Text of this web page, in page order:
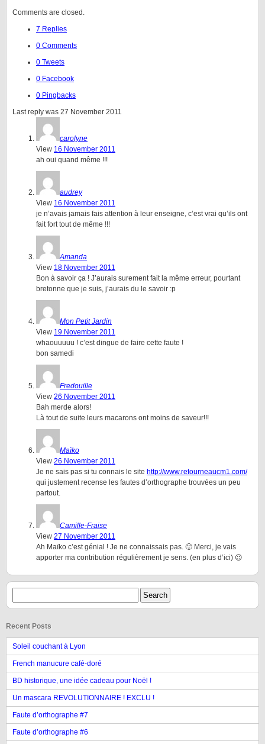
Comments are closed.
7 Replies
0 Comments
0 Tweets
0 Facebook
0 Pingbacks
Last reply was 27 November 2011
carolyne
View 16 November 2011
ah oui quand même !!!
audrey
View 16 November 2011
je n’avais jamais fais attention à leur enseigne, c’est vrai qu’ils ont
fait fort tout de même !!!
Amanda
View 18 November 2011
Bon à savoir ça ! J’aurais surement fait la même erreur, pourtant
bretonne que je suis, j’aurais du le savoir :p
Mon Petit Jardin
View 19 November 2011
whaouuuuu ! c’est dingue de faire cette faute !
bon samedi
Fredouille
View 26 November 2011
Bah merde alors!
Là tout de suite leurs macarons ont moins de saveur!!!
Maïko
View 26 November 2011
Je ne sais pas si tu connais le site http://www.retourneaucm1.com/
qui justement recense les fautes d’orthographe trouvées un peu
partout.
Camille-Fraise
View 27 November 2011
Ah Maïko c’est génial ! Je ne connaissais pas. 🙂 Merci, je vais
apporter ma contribution régulièrement je sens. (en plus d’ici) 😉
Recent Posts
Soleil couchant à Lyon
French manucure café-doré
BD historique, une idée cadeau pour Noël !
Un mascara REVOLUTIONNAIRE ! EXCLU !
Faute d’orthographe #7
Faute d’orthographe #6